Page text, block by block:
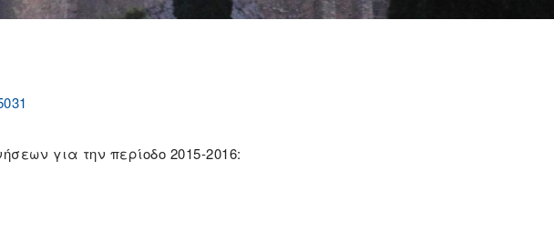
για την περίοδο 2015-2016: